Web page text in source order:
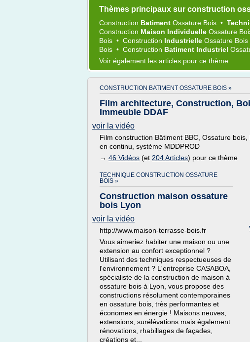
Thèmes principaux sur construction
Construction Batiment Ossature Bois •
Construction Maison Individuelle Ossature
Bois • Construction Industrielle Ossature Bois
Bois • Construction Batiment Industriel
Voir également les articles pour ce thème
CONSTRUCTION BATIMENT OSSATURE BOIS »
Film architecture, Construction,
Immeuble DDAF
voir la vidéo
Film construction Bâtiment BBC, Ossature
en continu, système MDDPROD
→ 46 Vidéos (et 204 Articles) pour ce thème
TECHNIQUE CONSTRUCTION OSSATURE
BOIS »
Construction maison ossature
bois Lyon
voir la vidéo
http://www.maison-terrasse-bois.fr
Vous aimeriez habiter une maison ou une
extension au confort exceptionnel ?
Utilisant des techniques respectueuses de
l'environnement ? L'entreprise CASABOA,
spécialiste de la construction de maison à
ossature bois à Lyon, vous propose des
constructions résolument contemporaines
en ossature bois, très performantes et
économes en énergie ! Maisons neuves,
extensions, surélévations mais également
rénovations, rhabillages de façades,
créations et...